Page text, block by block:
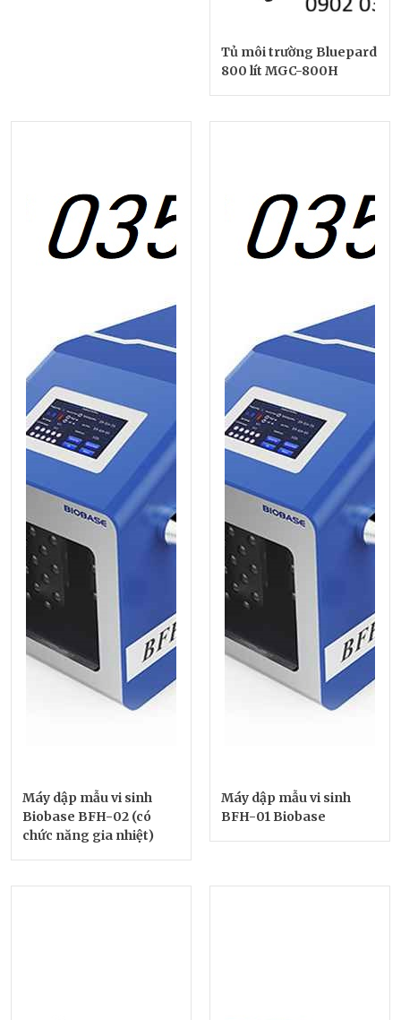
Tủ môi trường Bluepard
800 lít MGC-800H
Máy dập mẫu vi sinh
Biobase BFH-02 (có
chức năng gia nhiệt)
Máy dập mẫu vi sinh
BFH-01 Biobase